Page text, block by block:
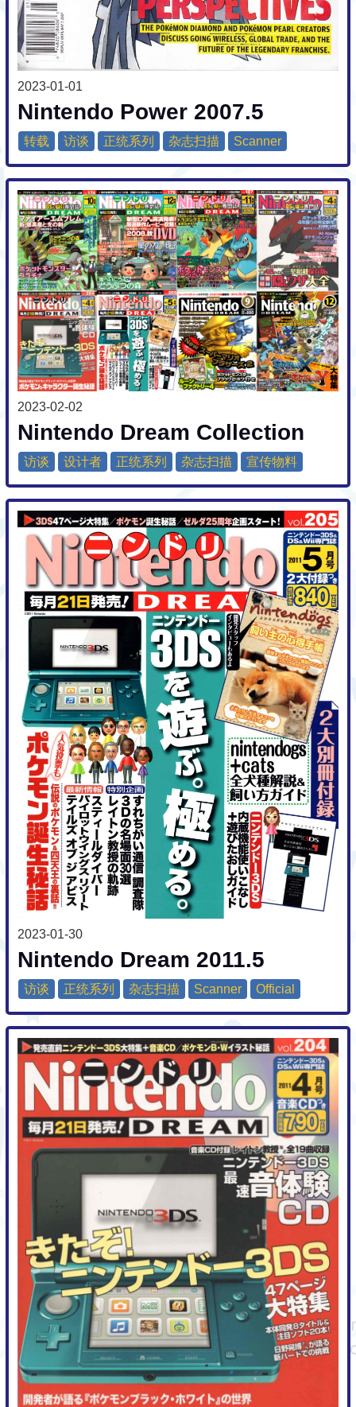
2023-01-01
Nintendo Power 2007.5
转载 访谈 正统系列 杂志扫描 Scanner
2023-02-02
Nintendo Dream Collection
访谈 设计者 正统系列 杂志扫描 宣传物料
2023-01-30
Nintendo Dream 2011.5
访谈 正统系列 杂志扫描 Scanner Official